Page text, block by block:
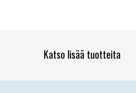
Katso lisää tuotteita